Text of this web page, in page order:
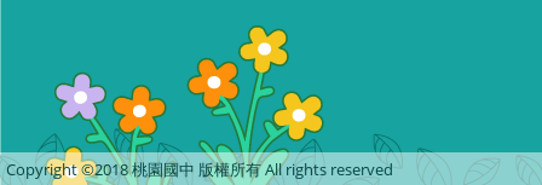
Copyright ©2018 桃園國中 版權所有 All rights reserved